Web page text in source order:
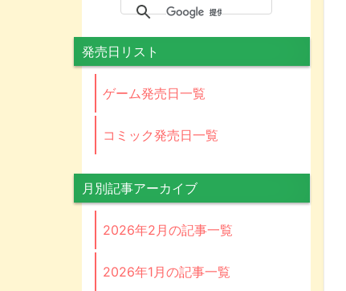
発売日リスト
ゲーム発売日一覧
コミック発売日一覧
月別記事アーカイブ
2026年2月の記事一覧
2026年1月の記事一覧